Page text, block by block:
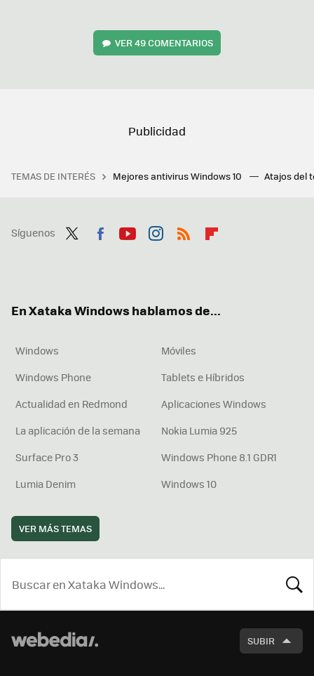
VER49 COMENTARIOS
TEMAS DE INTERÉS Mejores antivirus Windows 10 Atajos del
Síguenos
En Xataka Windows hablamos de...
Windows
Móviles
Windows Phone
Tablets e Híbridos
Actualidad en Redmond
Aplicaciones Windows
La aplicación de la semana
Nokia Lumia 925
Surface Pro 3
Windows Phone 8.1 GDR1
Lumia Denim
Windows 10
VER MÁS TEMAS
SUBIR